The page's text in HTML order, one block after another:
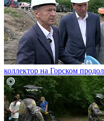
коллектор на Горском